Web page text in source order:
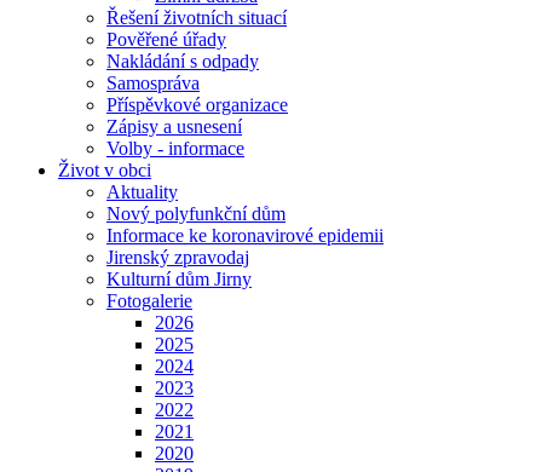
Řešení životních situací
Pověřené úřady
Nakládání s odpady
Samospráva
Příspěvkové organizace
Zápisy a usnesení
Volby - informace
Život v obci
Aktuality
Nový polyfunkční dům
Informace ke koronavirové epidemii
Jirenský zpravodaj
Kulturní dům Jirny
Fotogalerie
2026
2025
2024
2023
2022
2021
2020